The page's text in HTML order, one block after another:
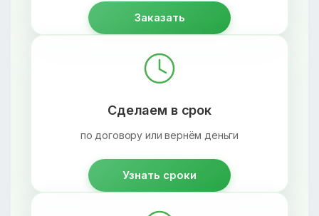
Заказать
Сделаем в срок
по договору или вернём деньги
Узнать сроки